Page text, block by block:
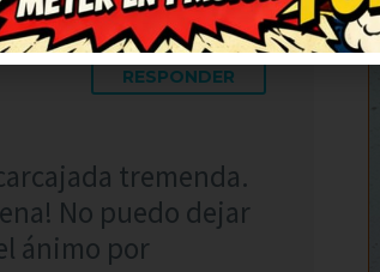
RESPONDER
tremenda.
No puedo dejar
ánimo por